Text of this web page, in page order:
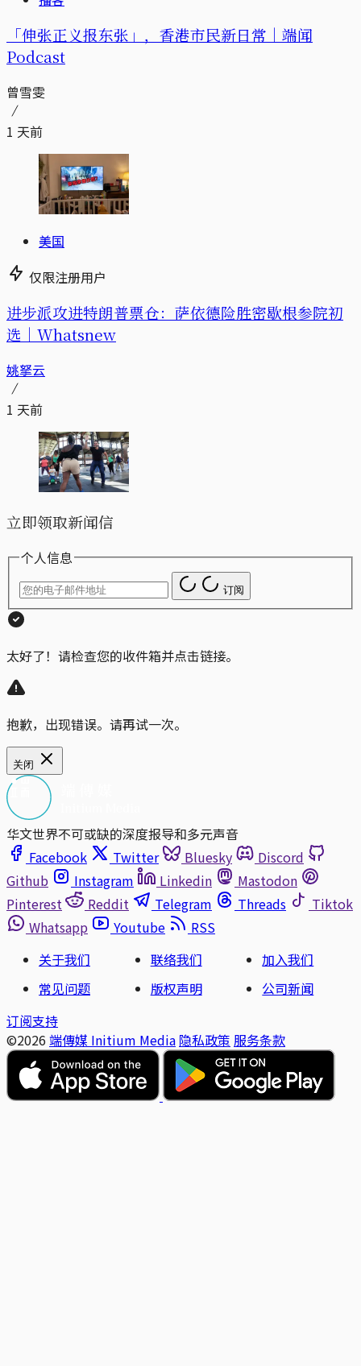
「伸张正义报东张」，香港市民新日常｜端闻
Podcast
曾雪雯
1 天前
美国
仅限注册用户
进步派攻进特朗普票仓：萨依德险胜密歇根参院初
选｜Whatsnew
姚拏云
1 天前
立即领取新闻信
个人信息
订阅
太好了！请检查您的收件箱并点击链接。
抱歉，出现错误。请再试一次。
关闭
华文世界不可或缺的深度报导和多元声音
Facebook
Twitter Bluesky
Discord
Github
Instagram Linkedin
Mastodon
Pinterest
Reddit Telegram Threads
Tiktok
Whatsapp
Youtube
RSS
关于我们
联络我们
加入我们
常见问题
版权声明
公司新闻
订阅支持
©2026 端傳媒 Initium Media 隐私政策 服务条款